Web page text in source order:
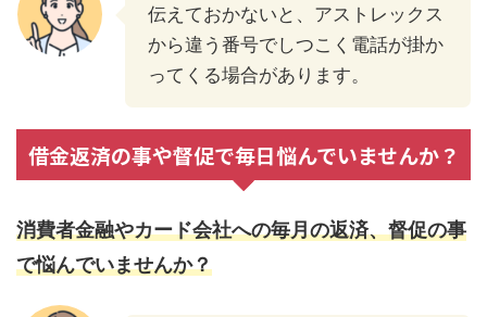
伝えておかないと、アストレックス
から違う番号でしつこく電話が掛か
ってくる場合があります。
借金返済の事や督促で毎日悩んでいませんか？
消費者金融やカード会社への毎月の返済、督促の事
で悩んでいませんか？